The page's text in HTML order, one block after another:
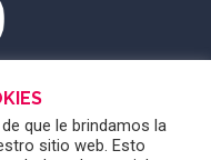
que le brindamos la
sitio web. Esto